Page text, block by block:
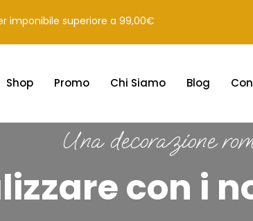
imponibile superiore a 99,00€
Shop Promo Chi Siamo Blog
Una decorazione
con i